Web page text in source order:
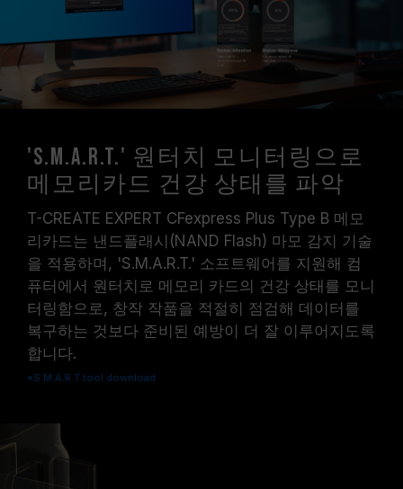
'S.M.A.R.T.' 원터치 모니터링으로
메모리카드 건강 상태를 파악
T-CREATE EXPERT CFexpress Plus Type B 메모
리카드는 낸드플래시(NAND Flash) 마모 감지 기술
을 적용하며, 'S.M.A.R.T.' 소프트웨어를 지원해 컴
퓨터에서 원터치로 메모리 카드의 건강 상태를 모니
터링함으로, 창작 작품을 적절히 점검해 데이터를
복구하는 것보다 준비된 예방이 더 잘 이루어지도록
합니다.
*S.M.A.R.T tool download